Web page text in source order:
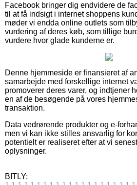
Facebook bringer dig endvidere de
til at få indsigt i internet shoppens
møder vi endda online outlets som
vurdering af deres køb, som tillige
vurdere hvor glade kunderne er.
Denne hjemmeside er finansieret af
samarbejde med forskellige internet
promoverer deres varer, og indtjener
en af de besøgende på vores
transaktion.
Data vedrørende produkter og e-
men vi kan ikke stilles ansvarlig for
potentielt er realiseret efter at vi
oplysninger.
BITLY: